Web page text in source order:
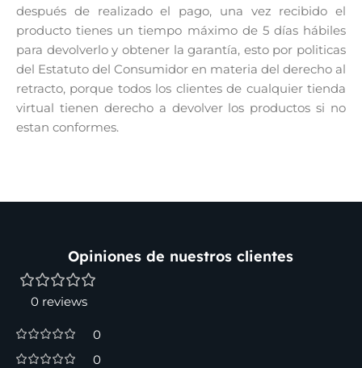
después de realizado el pago, una vez recibido el
producto tienes un tiempo máximo de 5 días hábiles
para devolverlo y obtener la garantía, esto por politicas
del Estatuto del Consumidor en materia del derecho al
retracto, porque todos los clientes de cualquier tienda
virtual tienen derecho a devolver los productos si no
estan conformes.
Opiniones de nuestros clientes
0 reviews
0
0